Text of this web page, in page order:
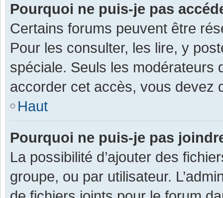
Pourquoi ne puis-je pas
Certains forums peuvent être
Pour les consulter, les lire, y
spéciale. Seuls les modérateurs
accorder cet accès, vous devez
Haut
Pourquoi ne puis-je pas
La possibilité d’ajouter des
groupe, ou par utilisateur.